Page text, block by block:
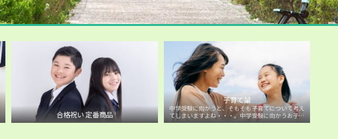
合格祝い 定番商品
子育て論
中学受験に向かうと、そもそも子育てについて考え
てしまいますよね・・・。中学受験に向かうお子様
を持つ保護者の方に向けた子育て論について。